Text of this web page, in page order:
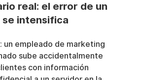
real: el error de un
se intensifica
un empleado de marketing
sube accidentalmente
con información